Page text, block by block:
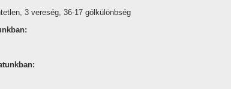
3 vereség, 36-17 gólkülönbség